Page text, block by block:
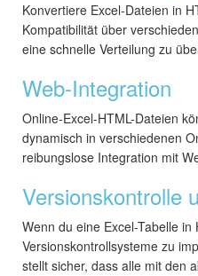
Konvertiere Excel-Dateien in
Kompatibilität über
eine schnelle Verteilung zu
Web-Integration
Online-Excel-HTML-Dateien
dynamisch in verschiedenen
reibungslose Integration mit
Versionskontrolle
Wenn du eine Excel-Tabelle
Versionskontrollsysteme zu
stellt sicher, dass alle mit den